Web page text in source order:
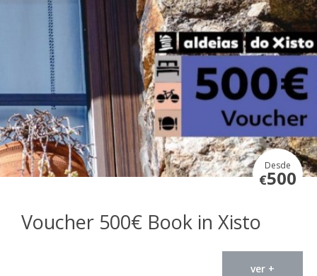
Desde
€500
Voucher 500€ Book in Xisto
ver +